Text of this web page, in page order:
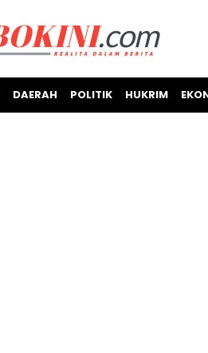
DAERAH POLITIK HUKRIM